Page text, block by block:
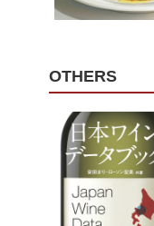
OTHERS